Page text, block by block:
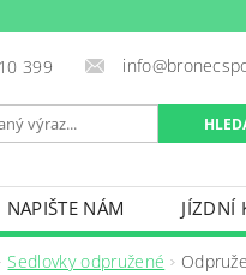
399
NAPIŠTE NÁM JÍZDNÍ
OBLEČENÍ
Sedlovky odpružené